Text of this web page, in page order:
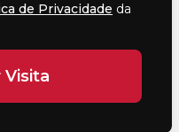
de Privacidade da